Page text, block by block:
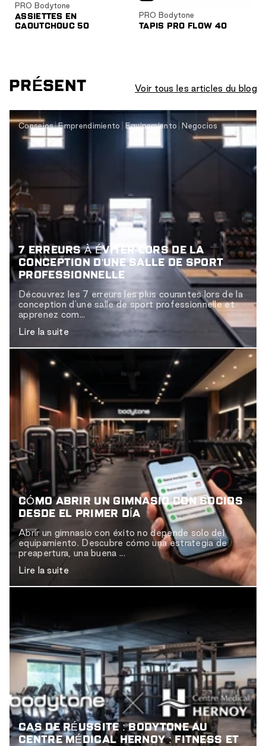
PRO Bodytone
ASSIETTES EN
CAOUTCHOUC 50
PRO Bodytone
TAPIS PRO FLOW 40
PRÉSENT Voir tous les articles du blog
Consejos Emprendimiento Equipamiento Negocios
7 ERREURS À ÉVITER LORS DE LA
CONCEPTION D'UNE SALLE DE SPORT
PROFESSIONNELLE
Découvrez les 7 erreurs les plus courantes lors de la
conception d'une salle de sport professionnelle et
apprenez com...
Lire la suite
CÓMO ABRIR UN GIMNASIO CON SOCIOS
DESDE EL PRIMER DÍA
Abrir un gimnasio con éxito no depende solo del
equipamiento. Descubre cómo una estrategia de
preapertura, una buena ...
Lire la suite
CAS DE RÉUSSITE : BODYTONE AU
CENTRE MÉDICAL HERNOY : FITNESS ET